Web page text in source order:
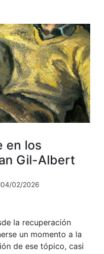
en los
Gil-Albert
04/02/2026
la recuperación
un momento a la
de ese tópico, casi